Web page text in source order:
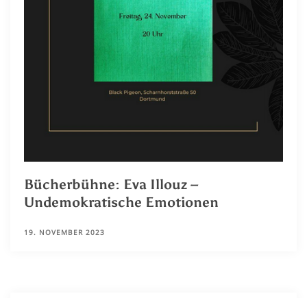
Bücherbühne: Eva Illouz –
Undemokratische Emotionen
19. NOVEMBER 2023